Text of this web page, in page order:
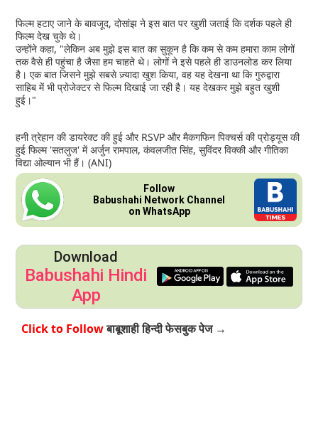
फिल्म हटाए जाने के बावजूद, दोसांझ ने इस बात पर खुशी जताई कि दर्शक पहले ही
फिल्म देख चुके थे।
उन्होंने कहा, "लेकिन अब मुझे इस बात का सुकून है कि कम से कम हमारा काम लोगों
तक वैसे ही पहुंचा है जैसा हम चाहते थे। लोगों ने इसे पहले ही डाउनलोड कर लिया
है। एक बात जिसने मुझे सबसे ज़्यादा खुश किया, वह यह देखना था कि गुरुद्वारा
साहिब में भी प्रोजेक्टर से फिल्म दिखाई जा रही है। यह देखकर मुझे बहुत खुशी
हुई।"
हनी त्रेहान की डायरेक्ट की हुई और RSVP और मैकगफिन पिक्चर्स की प्रोड्यूस की
हुई फिल्म 'सतलुज' में अर्जुन रामपाल, कंवलजीत सिंह, सुविंदर विक्की और गीतिका
विद्या ओल्यान भी हैं। (ANI)
Follow
Babushahi Network Channel
on WhatsApp
Download
Babushahi Hindi
App
Click to Followबाबूशाही हिन्दी फेसबुक पेज →